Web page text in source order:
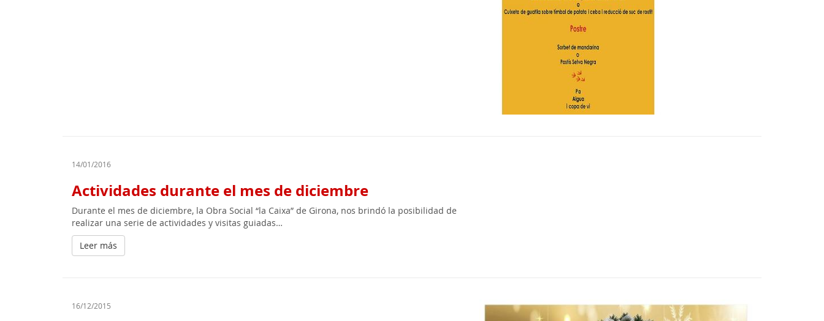
14/01/2016
Actividades durante el mes de diciembre
Durante el mes de diciembre, la Obra Social “la Caixa” de Girona, nos brindó la posibilidad de
realizar una serie de actividades y visitas guiadas…
Leer más
16/12/2015